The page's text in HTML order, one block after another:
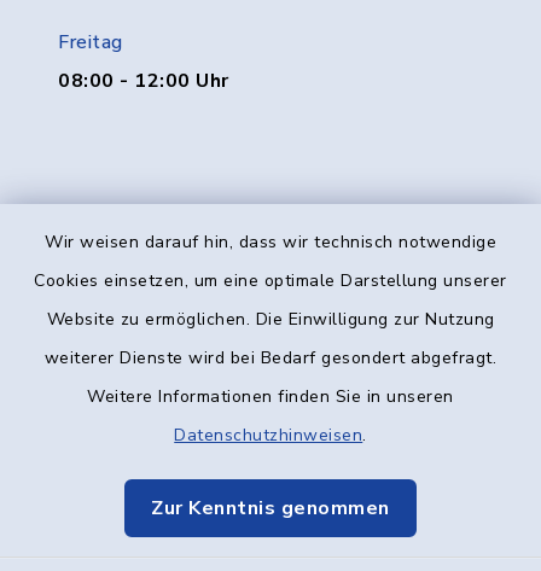
Wir weisen darauf hin, dass wir technisch notwendige
Cookies einsetzen, um eine optimale Darstellung unserer
Website zu ermöglichen. Die Einwilligung zur Nutzung
weiterer Dienste wird bei Bedarf gesondert abgefragt.
Weitere Informationen finden Sie in unseren
Datenschutzhinweisen.
Zur Kenntnis genommen
Freitag
08:00 - 12:00 Uhr
Kontakt
Datenschutz
Elektronische Kommunikation